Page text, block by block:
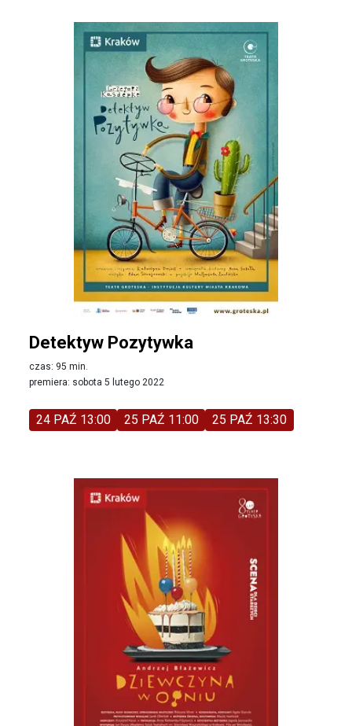
Detektyw Pozytywka
czas: 95 min.
premiera: sobota 5 lutego 2022
24 PAŹ 13:00 25 PAŹ 11:00 25 PAŹ 13:30